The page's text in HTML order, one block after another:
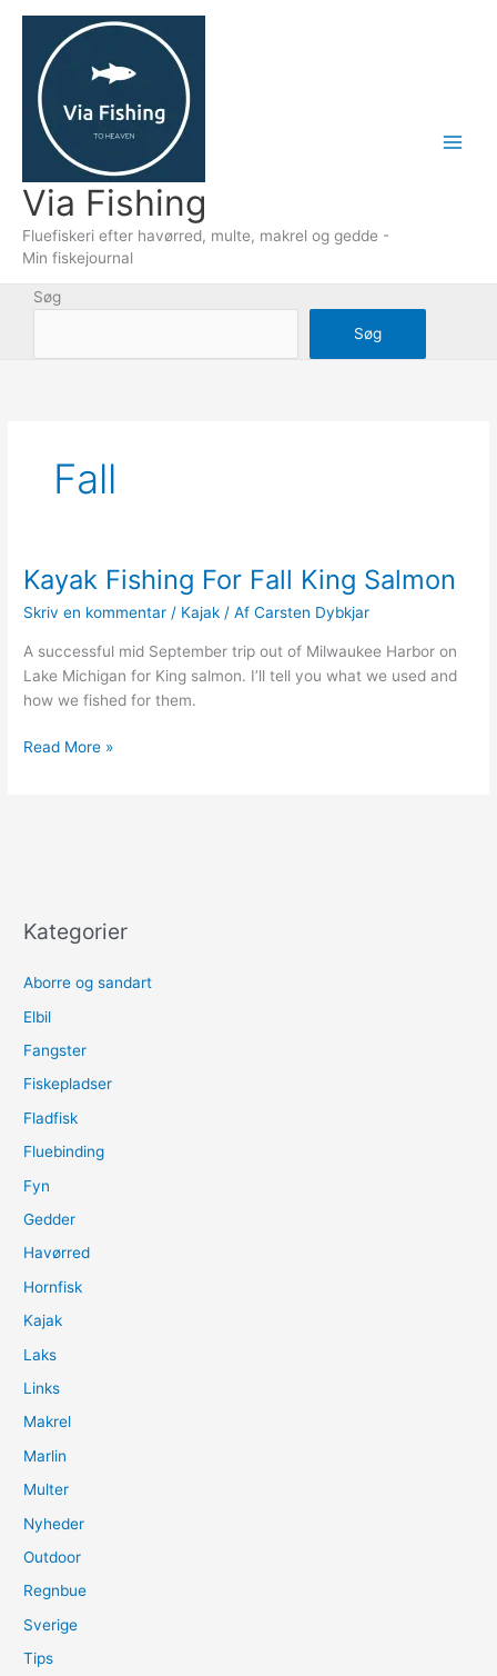
indholdet
Via Fishing
Fluefiskeri efter havørred, multe, makrel og gedde -
Min fiskejournal
Søg
Søg
Fall
Kayak Fishing For Fall King Salmon
Skriv en kommentar / Kajak / AfCarsten Dybkjar
A successful mid September trip out of Milwaukee Harbor on
Lake Michigan for King salmon. I’ll tell you what we used and
how we fished for them.
Kayak
Read More »
Kategorier
Aborre og sandart
Elbil
Fangster
Fiskepladser
Fladfisk
Fluebinding
Fyn
Gedder
Havørred
Hornfisk
Kajak
Laks
Links
Makrel
Marlin
Multer
Nyheder
Outdoor
Regnbue
Sverige
Tips